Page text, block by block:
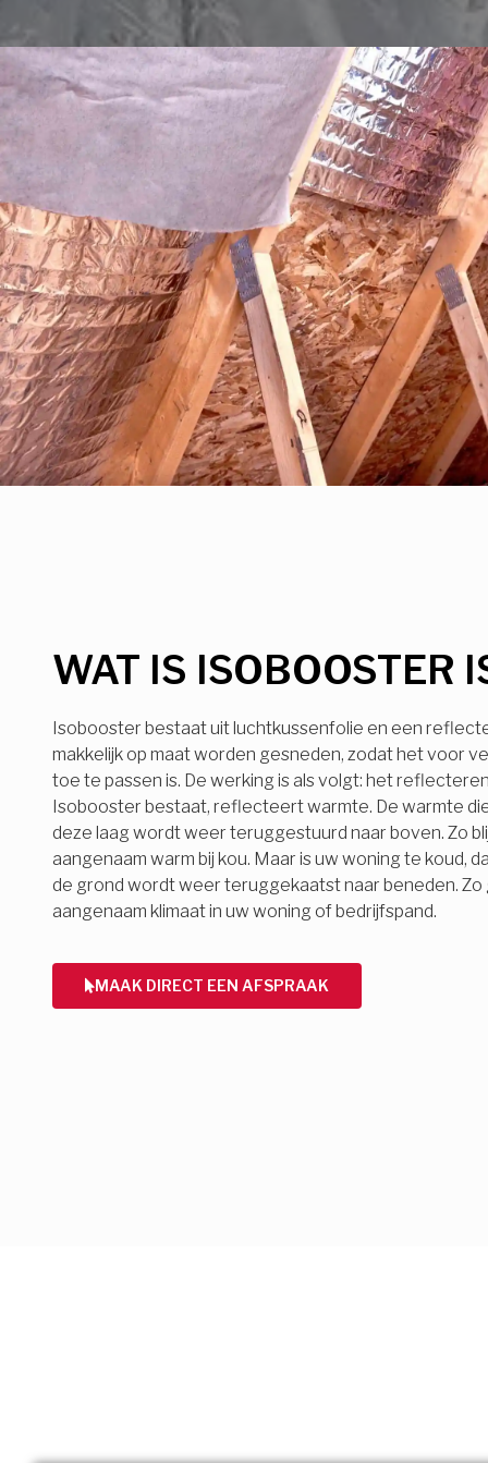
WAT IS ISOBOOSTER
Isobooster bestaat uit luchtkussenfolie en een
makkelijk op maat worden gesneden, zodat het voor
toe te passen is. De werking is als volgt: het
Isobooster bestaat, reflecteert warmte. De warmte
deze laag wordt weer teruggestuurd naar boven. Zo
aangenaam warm bij kou. Maar is uw woning te koud,
de grond wordt weer teruggekaatst naar beneden. Zo
aangenaam klimaat in uw woning of bedrijfspand.
MAAK DIRECT EEN AFSPRAAK